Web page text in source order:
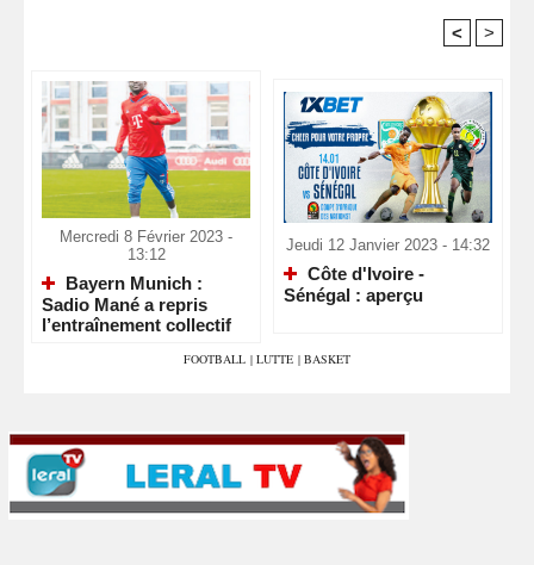
< >
Mercredi 8 Février 2023 -
13:12
Bayern Munich :
Sadio Mané a repris
l’entraînement collectif
Jeudi 12 Janvier 2023 - 14:32
Côte d'Ivoire -
Sénégal : aperçu
FOOTBALL | LUTTE | BASKET